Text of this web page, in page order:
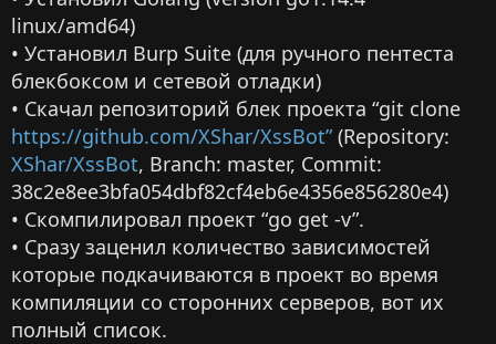
linux/amd64)
• Установил Burp Suite (для ручного пентеста
блекбоксом и сетевой отладки)
• Скачал репозиторий блек проекта “git clone
https://github.com/XShar/XssBot” (Repository:
XShar/XssBot, Branch: master, Сommit:
38c2e8ee3bfa054dbf82cf4eb6e4356e856280e4)
• Скомпилировал проект “go get -v”.
• Сразу заценил количество зависимостей
которые подкачиваются в проект во время
компиляции со сторонних серверов, вот их
полный список.